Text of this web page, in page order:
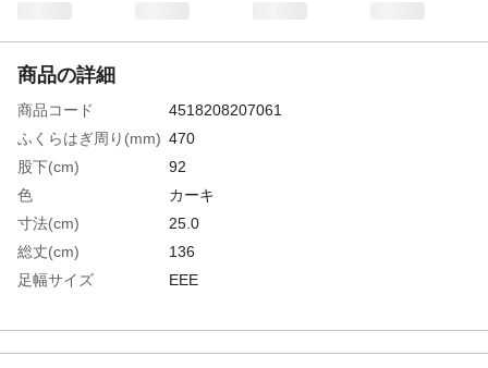
商品の詳細
商品コード
4518208207061
ふくらはぎ周り(mm) 470
股下(cm)
92
色
カーキ
寸法(cm)
25.0
総丈(cm)
136
足幅サイズ
EEE
サイズ
UK(イギリス)規格サ
6.5